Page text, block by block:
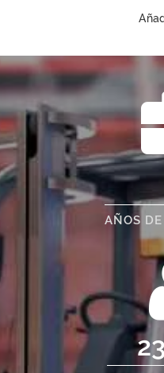
AÑOS